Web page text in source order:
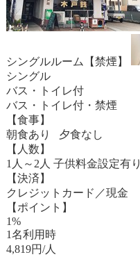
シングルルーム【禁煙】
シングル
バス・トイレ付
バス・トイレ付・禁煙
【食事】
朝食あり 夕食なし
【人数】
1人～2人 子供料金設定有り
【決済】
クレジットカード／現金
【ポイント】
1%
1名利用時
4,819円/人